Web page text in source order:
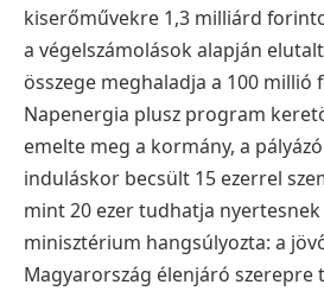
kiserőművekre 1,3 milliárd
a végelszámolások alapján
összege meghaladja a 100 millió
Napenergia plusz program
emelte meg a kormány, a
induláskor becsült 15 ezerrel
mint 20 ezer tudhatja
minisztérium hangsúlyozta: a
Magyarország élenjáró szerepre